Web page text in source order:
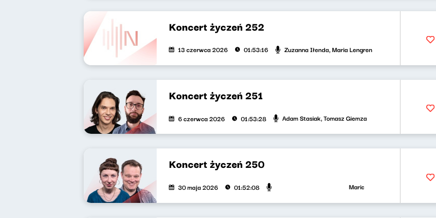
Koncert życzeń 252
13 czerwca 2026 01:53:16 Zuzanna Iłenda, Maria Lengren
Koncert życzeń 251
6 czerwca 2026 01:53:28 Adam Stasiak, Tomasz Giemza
Koncert życzeń 250
30 maja 2026 01:52:08 Maria Zamachowska, Jakub